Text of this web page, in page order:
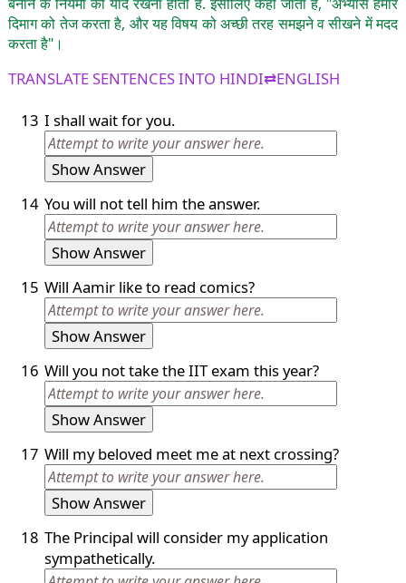
दिमाग को तेज करता है, और यह विषय को अच्छी तरह समझने व सीखने में मदद
करता है"।
TRANSLATE SENTENCES INTO HINDI⇄ENGLISH
13 I shall wait for you.
Show Answer
14 You will not tell him the answer.
Show Answer
15 Will Aamir like to read comics?
Show Answer
16 Will you not take the IIT exam this year?
Show Answer
17 Will my beloved meet me at next crossing?
Show Answer
18 The Principal will consider my application
sympathetically.